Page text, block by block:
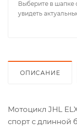
Выберите в шапке
увидеть
ОПИСАНИЕ
Мотоцикл JHL
спорт с длинной